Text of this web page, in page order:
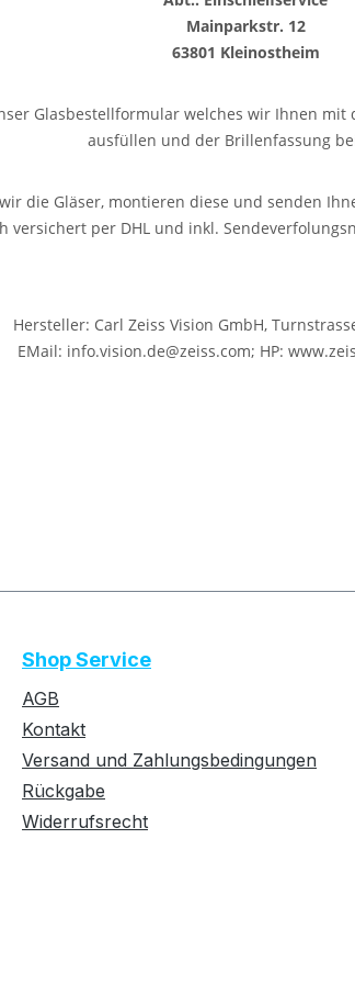
Mainparkstr. 12
63801 Kleinostheim
Glasbestellformular welches wir Ihnen
ausfüllen und der Brillenfassung
die Gläser, montieren diese und senden
versichert per DHL und inkl.
Hersteller: Carl Zeiss Vision GmbH,
EMail: info.vision.de@zeiss.com; HP:
Shop Service
AGB
Kontakt
Versand und Zahlungsbedingungen
Rückgabe
Widerrufsrecht